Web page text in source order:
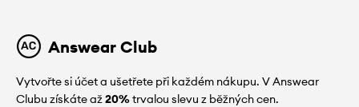
Answear Club
Vytvořte si účet a ušetřete při každém nákupu. V Answear
Clubu získáte až20%trvalou slevu z běžných cen.